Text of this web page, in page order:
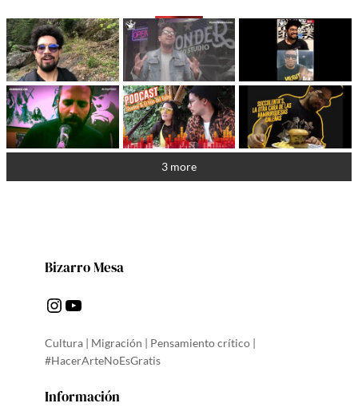
3 more
Bizarro Mesa
Instagram YouTube
Cultura | Migración | Pensamiento crítico |
#HacerArteNoEsGratis
Información